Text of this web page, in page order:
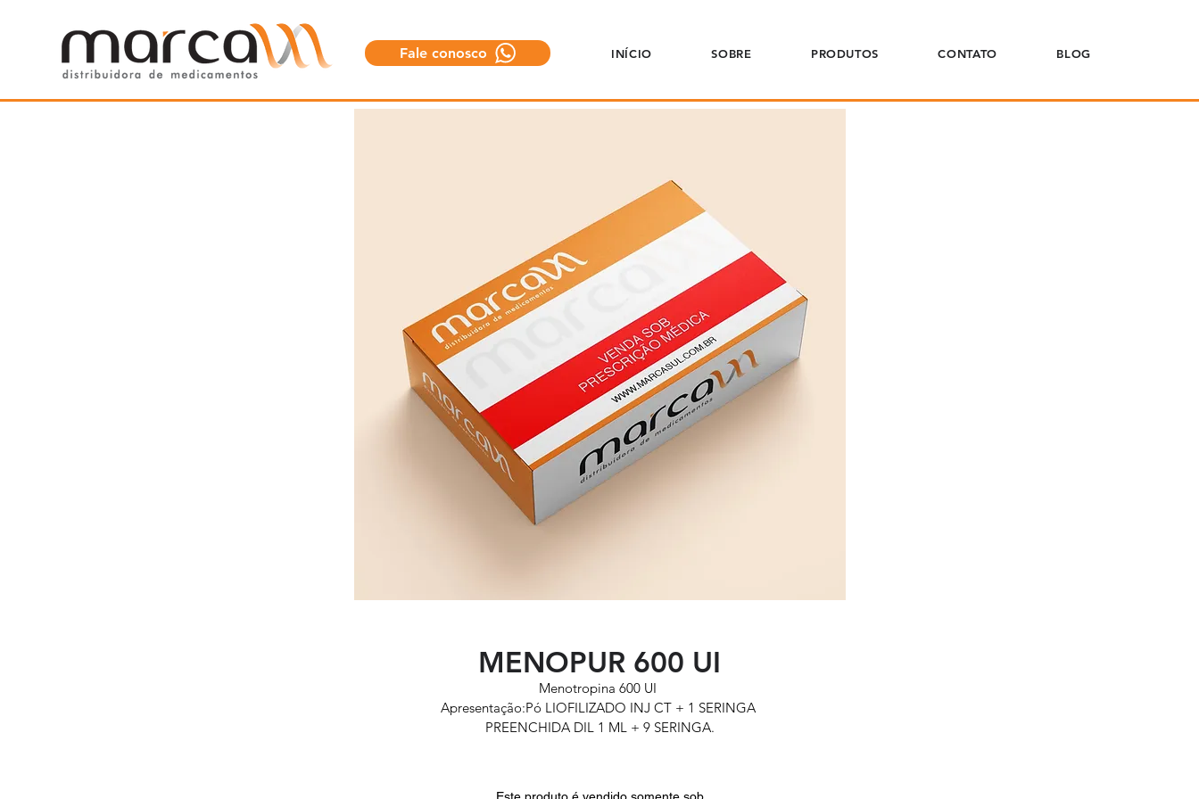
Fale conosco INÍCIO SOBRE PRODUTOS CONTATO BLOG
MENOPUR 600 UI
Menotropina 600 UI
Apresentação:Pó LIOFILIZADO INJ CT + 1 SERINGA
PREENCHIDA DIL 1 ML + 9 SERINGA.